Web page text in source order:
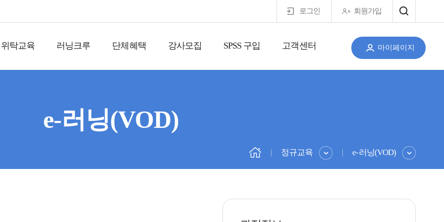
로그인 회원가입
마이페이지
위탁교육 러닝크루 단체혜택 강사모집 SPSS 구입 고객센터
e-러닝(VOD)
정규교육 e-러닝(VOD)